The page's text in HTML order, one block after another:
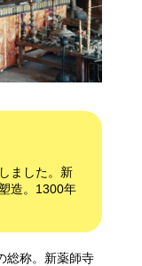
ました。新
造。1300年
総称。新薬師寺